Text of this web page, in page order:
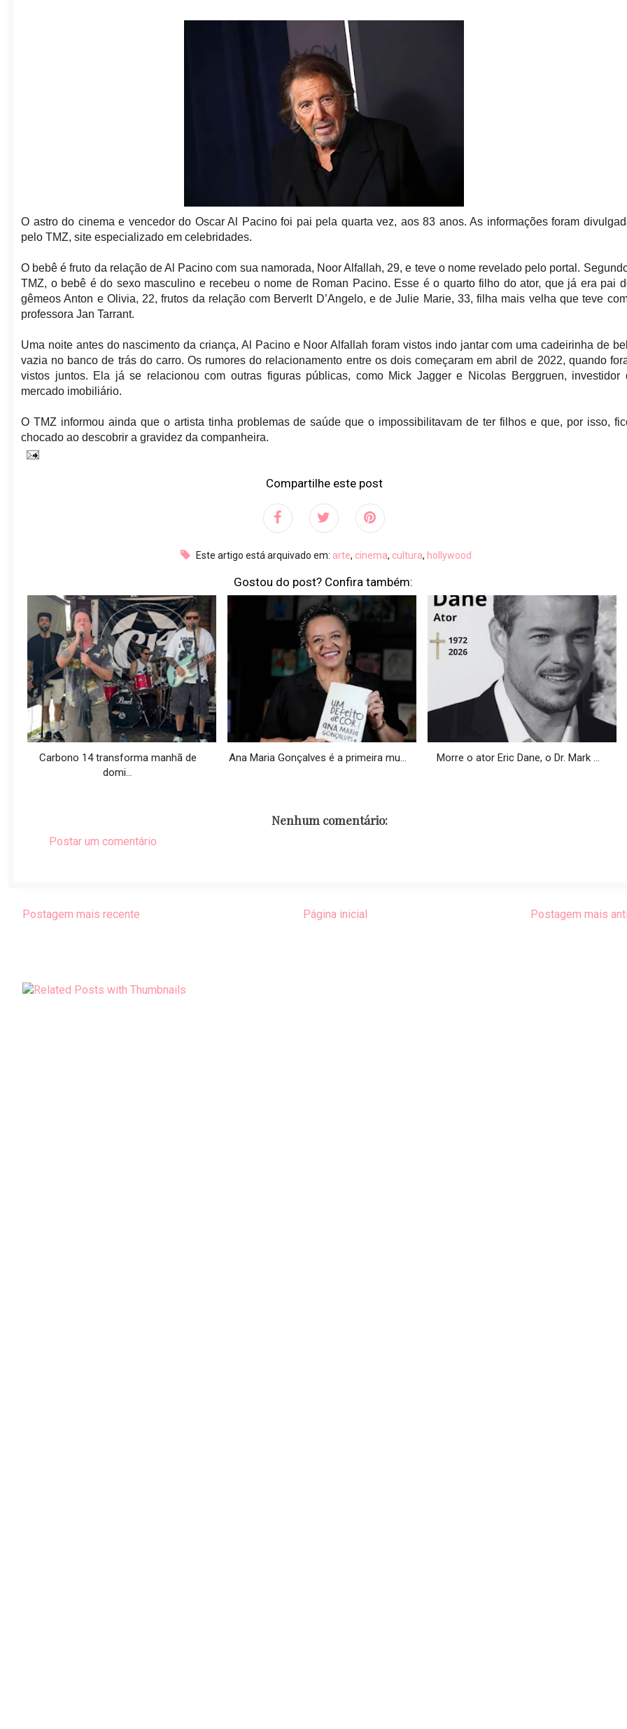
O astro do cinema e vencedor do Oscar Al Pacino foi pai pela quarta vez, aos 83 anos. As informações foram
pelo TMZ, site especializado em celebridades.
O bebê é fruto da relação de Al Pacino com sua namorada, Noor Alfallah, 29, e teve o nome revelado pelo portal.
TMZ, o bebê é do sexo masculino e recebeu o nome de Roman Pacino. Esse é o quarto filho do ator, que já era pai
gêmeos Anton e Olivia, 22, frutos da relação com Berverlt D’Angelo, e de Julie Marie, 33, filha mais velha que teve
professora Jan Tarrant.
Uma noite antes do nascimento da criança, Al Pacino e Noor Alfallah foram vistos indo jantar com uma cadeirinha de
vazia no banco de trás do carro. Os rumores do relacionamento entre os dois começaram em abril de 2022, quando
vistos juntos. Ela já se relacionou com outras figuras públicas, como Mick Jagger e Nicolas Berggruen, investidor
mercado imobiliário.
O TMZ informou ainda que o artista tinha problemas de saúde que o impossibilitavam de ter filhos e que, por isso,
chocado ao descobrir a gravidez da companheira.
Compartilhe este post
Este artigo está arquivado em: arte, cinema, cultura, hollywood
Gostou do post? Confira também:
Carbono 14 transforma manhã de
domi...
Ana Maria Gonçalves é a primeira mu... Morre o ator Eric Dane, o Dr. Mark ...
Nenhum comentário:
Postar um comentário
Postagem mais recente Postagem mais
Página inicial